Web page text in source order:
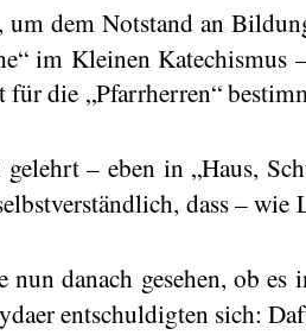
dem Notstand an
im Kleinen
die „Pfarrherren“
– eben in „Haus,
dass –
danach gesehen, ob
entschuldigten sich: